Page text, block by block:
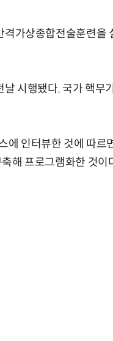
가상종합전술훈련을
시행됐다. 국가 핵무
에 인터뷰한 것에 따르
해 프로그램화한 것이